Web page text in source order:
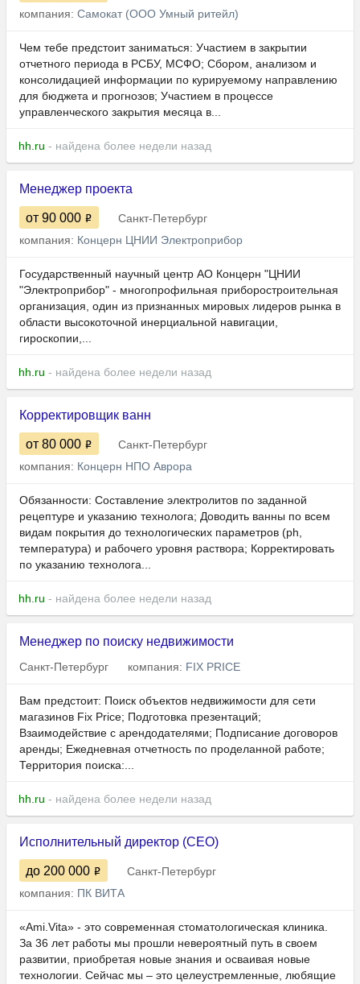
компания: Самокат (ООО Умный ритейл)
Чем тебе предстоит заниматься: Участием в закрытии
отчетного периода в РСБУ, МСФО; Сбором, анализом и
консолидацией информации по курируемому направлению
для бюджета и прогнозов; Участием в процессе
управленческого закрытия месяца в...
hh.ru - найдена более недели назад
Менеджер проекта
от 90 000
Санкт-Петербург
компания: Концерн ЦНИИ Электроприбор
Государственный научный центр АО Концерн "ЦНИИ
"Электроприбор" - многопрофильная приборостроительная
организация, один из признанных мировых лидеров рынка в
области высокоточной инерциальной навигации,
гироскопии,...
hh.ru - найдена более недели назад
Корректировщик ванн
от 80 000
Санкт-Петербург
компания: Концерн НПО Аврора
Обязанности: Составление электролитов по заданной
рецептуре и указанию технолога; Доводить ванны по всем
видам покрытия до технологических параметров (ph,
температура) и рабочего уровня раствора; Корректировать
по указанию технолога...
hh.ru - найдена более недели назад
Менеджер по поиску недвижимости
Санкт-Петербург компания: FIX PRICE
Вам предстоит: Поиск объектов недвижимости для сети
магазинов Fix Price; Подготовка презентаций;
Взаимодействие с арендодателями; Подписание договоров
аренды; Ежедневная отчетность по проделанной работе;
Территория поиска:...
hh.ru - найдена более недели назад
Исполнительный директор (CEO)
до 200 000
Санкт-Петербург
компания: ПК ВИТА
«Ami.Vita» - это современная стоматологическая клиника.
За 36 лет работы мы прошли невероятный путь в своем
развитии, приобретая новые знания и осваивая новые
технологии. Сейчас мы – это целеустремленные, любящие